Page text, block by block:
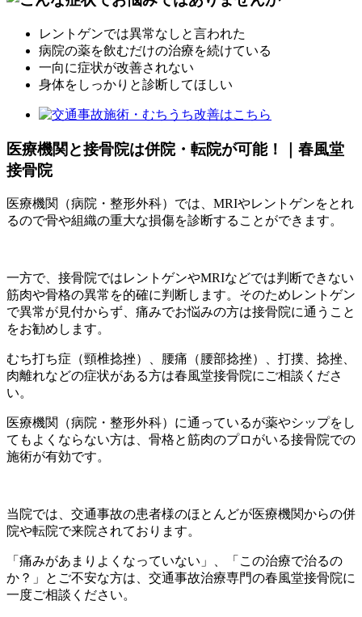
レントゲンでは異常なしと言われた
病院の薬を飲むだけの治療を続けている
一向に症状が改善されない
身体をしっかりと診断してほしい
医療機関と接骨院は併院・転院が可能！｜春風堂
接骨院
医療機関（病院・整形外科）では、MRIやレントゲンをとれ
るので骨や組織の重大な損傷を診断することができます。
一方で、接骨院ではレントゲンやMRIなどでは判断できない
筋肉や骨格の異常を的確に判断します。そのためレントゲン
で異常が見付からず、痛みでお悩みの方は接骨院に通うこと
をお勧めします。
むち打ち症（頸椎捻挫）、腰痛（腰部捻挫）、打撲、捻挫、
肉離れなどの症状がある方は春風堂接骨院にご相談くださ
い。
医療機関（病院・整形外科）に通っているが薬やシップをし
てもよくならない方は、骨格と筋肉のプロがいる接骨院での
施術が有効です。
当院では、交通事故の患者様のほとんどが医療機関からの併
院や転院で来院されております。
「痛みがあまりよくなっていない」、「この治療で治るの
か？」とご不安な方は、交通事故治療専門の春風堂接骨院に
一度ご相談ください。